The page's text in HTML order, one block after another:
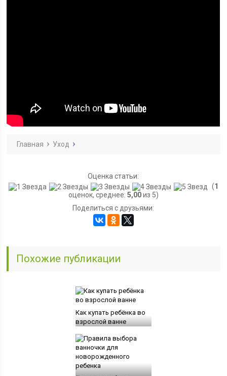
Главная Уход
Оценка статьи:
(1
оценок, среднее: 5,00из 5)
Поделиться с друзьями:
Похожие публикации
Как купать ребёнка во
взрослой ванне